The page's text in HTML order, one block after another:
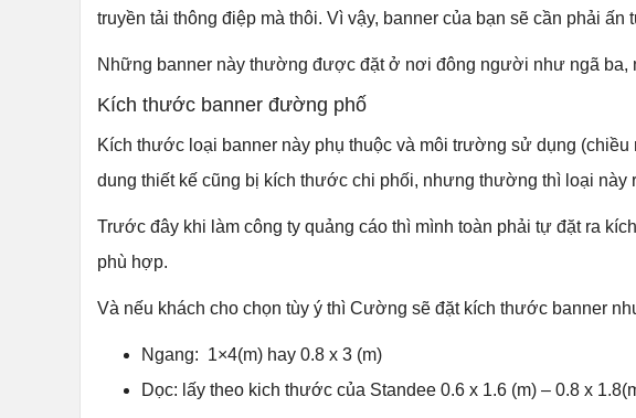
truyền tải thông điệp mà thôi. Vì vậy, banner của bạn sẽ cần phải ấn
Những banner này thường được đặt ở nơi đông người như ngã
Kích thước banner đường phố
Kích thước loại banner này phụ thuộc và môi trường sử dụng
dung thiết kế cũng bị kích thước chi phối, nhưng thường thì loại này
Trước đây khi làm công ty quảng cáo thì mình toàn phải tự đặt ra
phù hợp.
Và nếu khách cho chọn tùy ý thì Cường sẽ đặt kích thước banner
Ngang: 1×4(m) hay 0.8 x 3 (m)
Dọc: lấy theo kich thước của Standee 0.6 x 1.6 (m) – 0.8 x